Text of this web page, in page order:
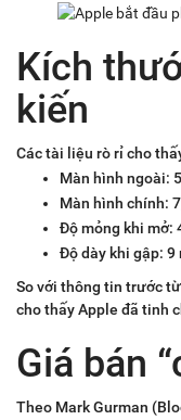
Kích
kiến
Các tài liệu rò rỉ cho
Màn hình ngoài:
Màn hình chính:
Độ mỏng khi mở:
Độ dày khi gập: 9
So với thông tin trước
cho thấy Apple đã tinh
Giá bán
Theo Mark Gurman